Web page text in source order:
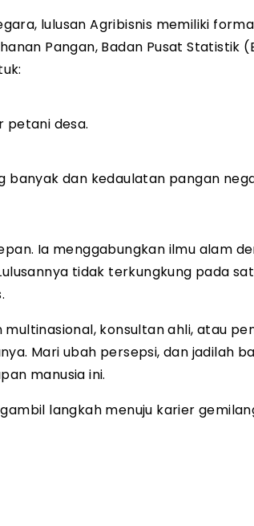
lulusan Agribisnis memiliki
Pangan, Badan Pusat Statistik
petani desa.
dan kedaulatan pangan
Ia menggabungkan ilmu alam
tidak terkungkung pada
konsultan ahli, atau
Mari ubah persepsi, dan jadilah
manusia ini.
langkah menuju karier